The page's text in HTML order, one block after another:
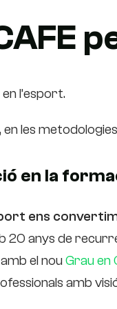
l’esport.
les
en la
ens
20 anys de
el nouGrau en
amb